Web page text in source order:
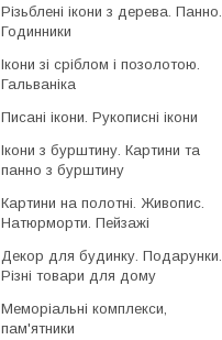
Різьблені ікони з дерева. Панно.
Годинники
Ікони зі сріблом і позолотою.
Гальваніка
Писані ікони. Рукописні ікони
Ікони з бурштину. Картини та
панно з бурштину
Картини на полотні. Живопис.
Натюрморти. Пейзажі
Декор для будинку. Подарунки.
Різні товари для дому
Меморіальні комплекси,
пам'ятники